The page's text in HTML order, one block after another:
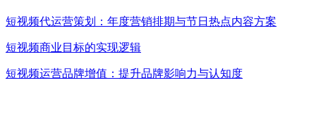
短视频代运营策划：年度营销排期与节日热点内容方案
短视频商业目标的实现逻辑
短视频运营品牌增值：提升品牌影响力与认知度